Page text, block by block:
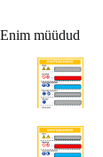
Enim müüdud